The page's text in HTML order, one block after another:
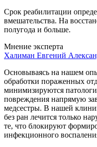
Срок реабилитации
вмешательства. На
полугода и больше.
Мнение эксперта
Халиман Евгений
Основываясь на нашем
обработки пораженных
минимизируются
повреждения напрямую
медсестры. В нашей
без ран лечится только
те, что блокируют
инфекционного